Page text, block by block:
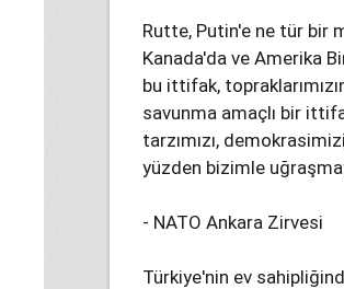
Rutte, Putin'e ne tür bir
Kanada'da ve Amerika
bu ittifak,
savunma amaçlı bir
tarzımızı,
yüzden bizimle
- NATO Ankara Zirvesi
Türkiye'nin ev